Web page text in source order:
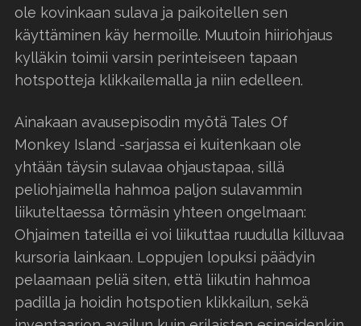
ole kovinkaan sulava ja paikoitellen sen
käyttäminen käy hermoille. Muutoin hiiriohjaus
kylläkin toimii varsin perinteiseen tapaan
hotspotteja klikkailemalla ja niin edelleen.
Ainakaan avausepisodin myötä Tales Of
Monkey Island -sarjassa ei kuitenkaan ole
yhtään täysin sulavaa ohjaustapaa, sillä
peliohjaimella hahmoa paljon sulavammin
liikuteltaessa törmäsin yhteen ongelmaan:
Ohjaimen tateilla ei voi liikuttaa ruudulla killuvaa
kursoria lainkaan. Loppujen lopuksi päädyin
pelaamaan peliä siten, että liikutin hahmoa
padilla ja hoidin hotspotien klikkailun, sekä